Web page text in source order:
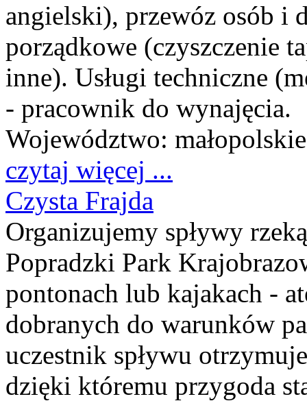
angielski), przewóz osób i
porządkowe (czyszczenie
inne). Usługi techniczne
- pracownik do wynajęcia.
Województwo: małopolskie
czytaj więcej ...
Czysta Frajda
Organizujemy spływy
Popradzki Park
pontonach lub kajakach -
dobranych do warunków
uczestnik spływu
dzięki któremu przygoda